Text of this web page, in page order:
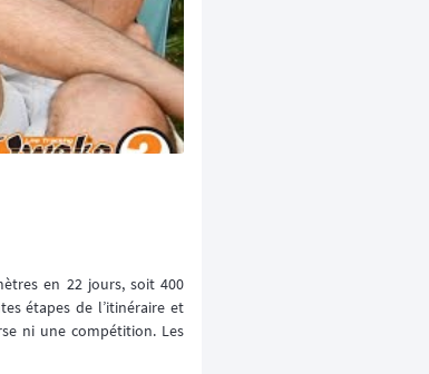
en 22 jours, soit 400
étapes de l’itinéraire et
ni une compétition. Les